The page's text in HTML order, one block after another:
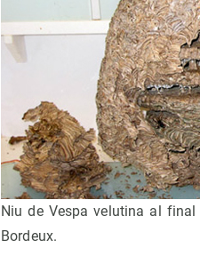
Niu de Vespa velutina al
Bordeux.